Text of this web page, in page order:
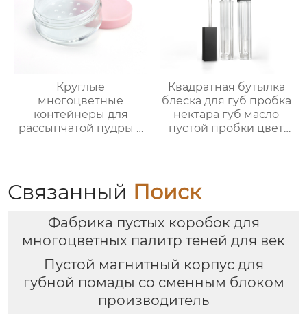
Круглые
многоцветные
контейнеры для
рассыпчатой пудры с
напрямую с завода
Квадратная бутылка
блеска для губ пробка
нектара губ масло
пустой пробки цвет
Связанный Поиск
Фабрика пустых коробок для
многоцветных палитр теней для век
Пустой магнитный корпус для
губной помады со сменным блоком
производитель